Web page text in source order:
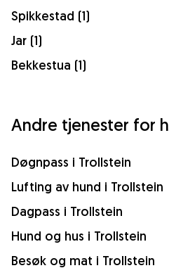
Spikkestad (1)
Jar (1)
Bekkestua (1)
Andre tjenester for
Døgnpass i Trollstein
Lufting av hund i Trollstein
Dagpass i Trollstein
Hund og hus i Trollstein
Besøk og mat i Trollstein